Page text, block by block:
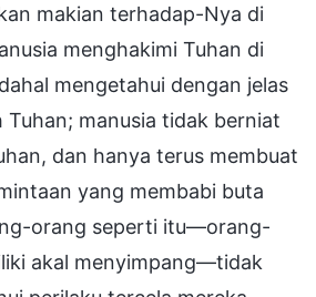
makian terhadap-Nya di
menghakimi Tuhan di
mengetahui dengan jelas
Tuhan; manusia tidak berniat
dan hanya terus membuat
yang membabi buta
orang seperti itu—orang-
akal menyimpang—tidak